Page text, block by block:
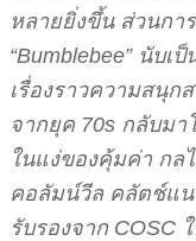
หลายยิ่งขึ้น ส่วนกา
“Bumblebee” นับเ
เรื่องราวความสนุ
จากยุค 70s กลับม
ในแง่ของคุ้มค่า กล
คอลัมน์วีล คลัตช์แ
รับรองจาก COSC